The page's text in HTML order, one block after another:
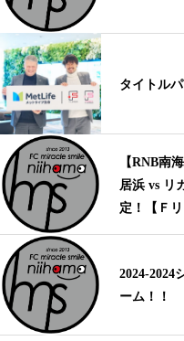
タイトル
【RNB南
居浜 vs リ
定！【Ｆリ
2024-2024
ーム！！